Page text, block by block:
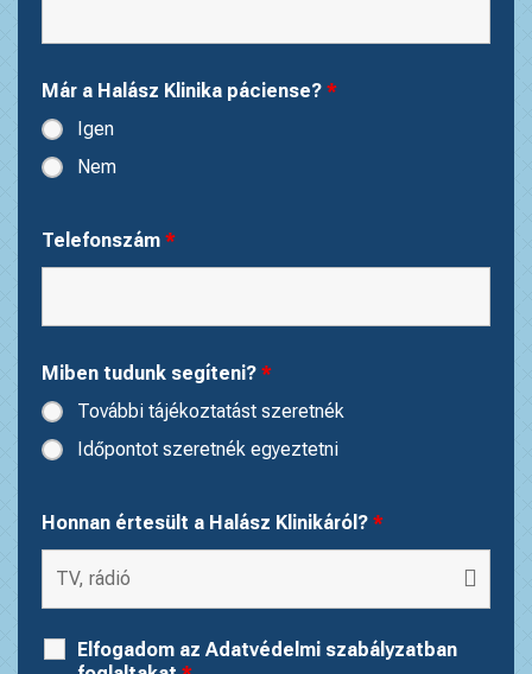
Már a Halász Klinika páciense? *
Igen
Nem
Telefonszám *
Miben tudunk segíteni? *
További tájékoztatást szeretnék
Időpontot szeretnék egyeztetni
Honnan értesült a Halász Klinikáról? *
Elfogadom az Adatvédelmi szabályzatban